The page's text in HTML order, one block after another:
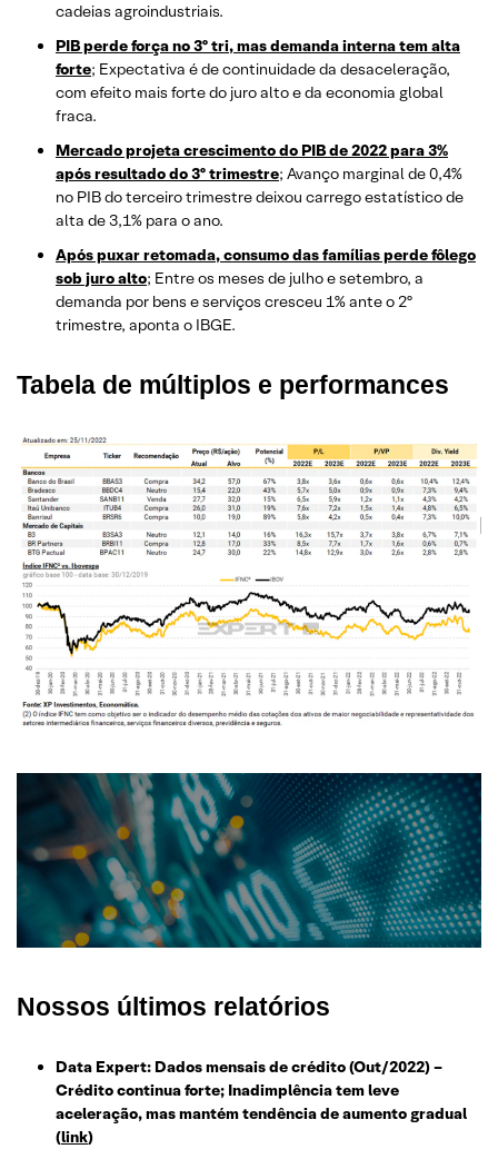
cadeias agroindustriais.
PIB perde força no 3º tri, mas demanda interna tem alta
forte; Expectativa é de continuidade da desaceleração,
com efeito mais forte do juro alto e da economia global
fraca.
Mercado projeta crescimento do PIB de 2022 para 3%
após resultado do 3º trimestre; Avanço marginal de 0,4%
no PIB do terceiro trimestre deixou carrego estatístico de
alta de 3,1% para o ano.
Após puxar retomada, consumo das famílias perde fôlego
sob juro alto; Entre os meses de julho e setembro, a
demanda por bens e serviços cresceu 1% ante o 2º
trimestre, aponta o IBGE.
Tabela de múltiplos e performances
Nossos últimos relatórios
Data Expert: Dados mensais de crédito (Out/2022) –
Crédito continua forte; Inadimplência tem leve
aceleração, mas mantém tendência de aumento gradual
(link)